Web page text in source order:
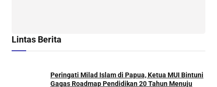
Lintas Berita
Peringati Milad Islam di Papua, Ketua MUI Bintuni
Gagas Roadmap Pendidikan 20 Tahun Menuju